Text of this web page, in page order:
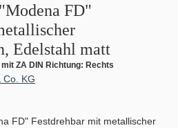
von 0 von 5 Sternen
FD"
Edelstahl matt
ZA DIN Richtung: Rechts
Co. KG